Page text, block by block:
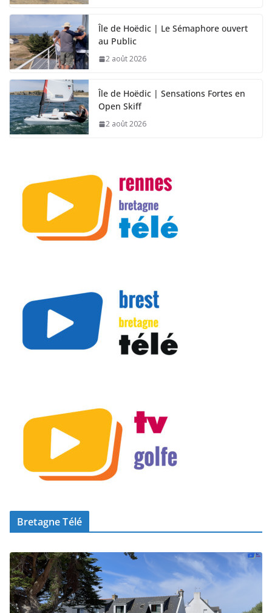
Île de Hoëdic | Le Sémaphore ouvert
au Public
2 août 2026
Île de Hoëdic | Sensations Fortes en
Open Skiff
2 août 2026
Bretagne Télé